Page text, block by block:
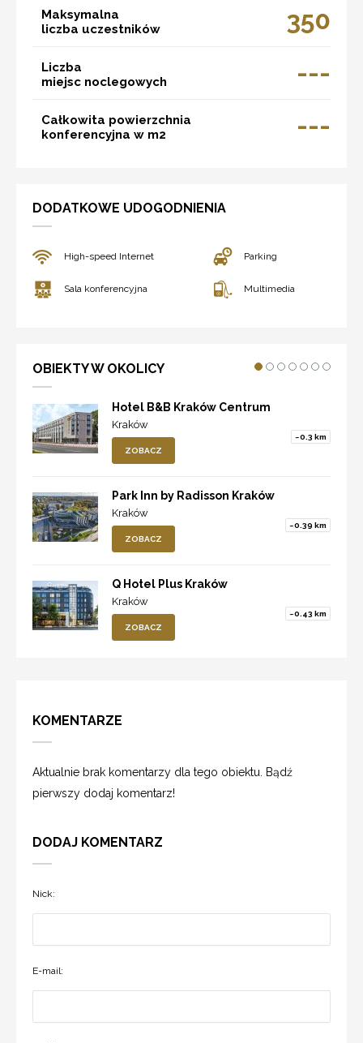
Maksymalna
liczba uczestników
350
Liczba
miejsc noclegowych
---
Całkowita powierzchnia
konferencyjna w m2
---
DODATKOWE UDOGODNIENIA
High-speed Internet Parking
Sala konferencyjna Multimedia
OBIEKTY W OKOLICY
Hotel B&B Kraków Centrum
Kraków
~0.3 km
ZOBACZ
Park Inn by Radisson Kraków
Kraków
~0.39 km
ZOBACZ
Q Hotel Plus Kraków
Kraków
~0.43 km
ZOBACZ
KOMENTARZE
Aktualnie brak komentarzy dla tego obiektu. Bądź
pierwszy dodaj komentarz!
DODAJ KOMENTARZ
Nick:
E-mail: